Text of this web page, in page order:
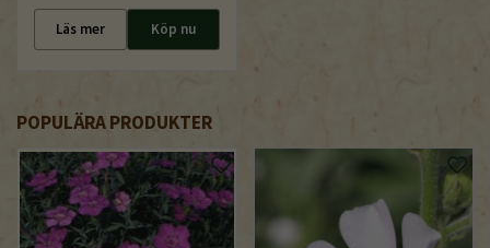
Läs mer Köp nu
POPULÄRA PRODUKTER